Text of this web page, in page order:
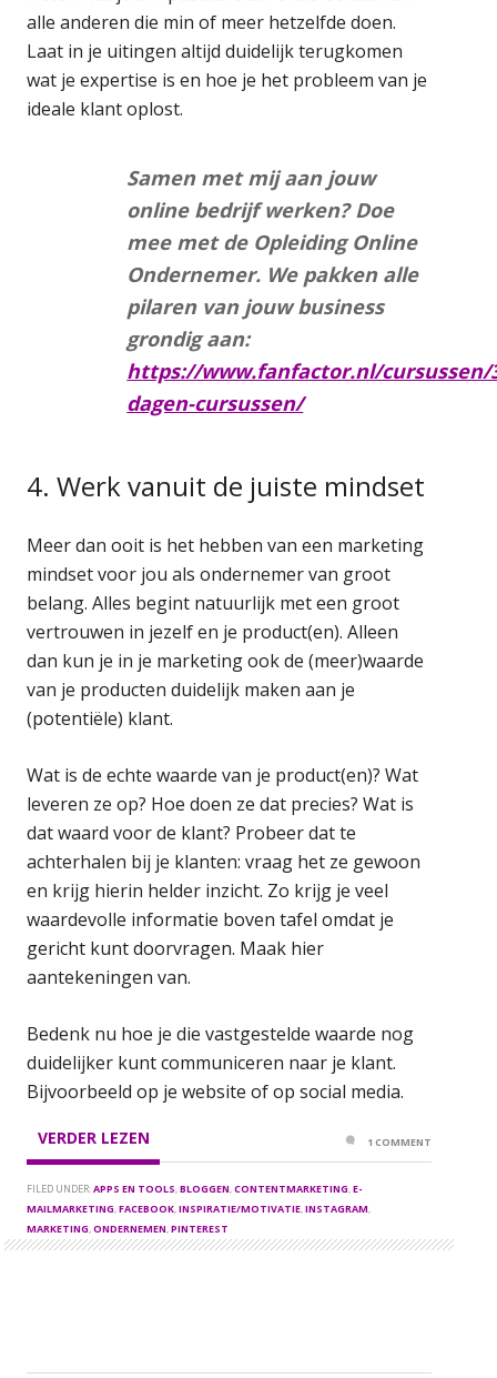
alle anderen die min of meer hetzelfde doen.
Laat in je uitingen altijd duidelijk terugkomen
wat je expertise is en hoe je het probleem van je
ideale klant oplost.
Samen met mij aan jouw
online bedrijf werken? Doe
mee met de Opleiding Online
Ondernemer. We pakken alle
pilaren van jouw business
grondig aan:
https://www.fanfactor.nl/cursussen/
dagen-cursussen/
4. Werk vanuit de juiste mindset
Meer dan ooit is het hebben van een marketing
mindset voor jou als ondernemer van groot
belang. Alles begint natuurlijk met een groot
vertrouwen in jezelf en je product(en). Alleen
dan kun je in je marketing ook de (meer)waarde
van je producten duidelijk maken aan je
(potentiële) klant.
Wat is de echte waarde van je product(en)? Wat
leveren ze op? Hoe doen ze dat precies? Wat is
dat waard voor de klant? Probeer dat te
achterhalen bij je klanten: vraag het ze gewoon
en krijg hierin helder inzicht. Zo krijg je veel
waardevolle informatie boven tafel omdat je
gericht kunt doorvragen. Maak hier
aantekeningen van.
Bedenk nu hoe je die vastgestelde waarde nog
duidelijker kunt communiceren naar je klant.
Bijvoorbeeld op je website of op social media.
VERDER LEZEN
FILED UNDER:APPS EN TOOLS,BLOGGEN,CONTENTMARKETING,E-
MAILMARKETING,FACEBOOK,INSPIRATIE/MOTIVATIE,INSTAGRAM,
MARKETING,ONDERNEMEN,PINTEREST
1 COMMENT